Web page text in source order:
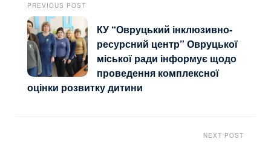
PREVIOUS POST
КУ “Овруцький інклюзивно-
ресурсний центр” Овруцької
міської ради інформує щодо
проведення комплексної
оцінки розвитку дитини
NEXT POST